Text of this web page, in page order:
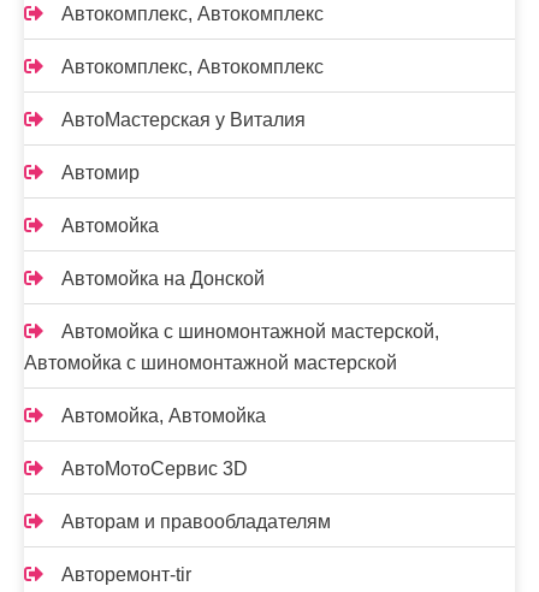
Автокомплекс, Автокомплекс
Автокомплекс, Автокомплекс
АвтоМастерская у Виталия
Автомир
Автомойка
Автомойка на Донской
Автомойка с шиномонтажной мастерской,
Автомойка с шиномонтажной мастерской
Автомойка, Автомойка
АвтоМотоСервис 3D
Авторам и правообладателям
Авторемонт-tir